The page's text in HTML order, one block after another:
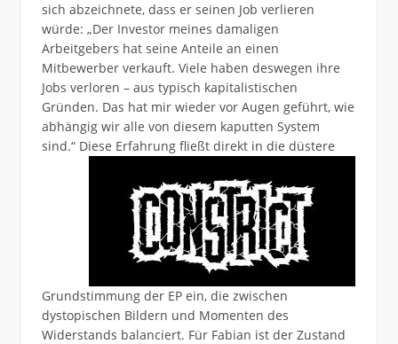
sich abzeichnete, dass er seinen Job verlieren
würde: „Der Investor meines damaligen
Arbeitgebers hat seine Anteile an einen
Mitbewerber verkauft. Viele haben deswegen ihre
Jobs verloren – aus typisch kapitalistischen
Gründen. Das hat mir wieder vor Augen geführt, wie
abhängig wir alle von diesem kaputten System
sind.“ Diese Erfahrung fließt direkt in die düstere
Grundstimmung der EP ein, die zwischen
dystopischen Bildern und Momenten des
Widerstands balanciert. Für Fabian ist der Zustand